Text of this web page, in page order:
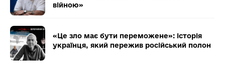
війною»
«Це зло має бути переможене»: історія
українця, який пережив російський полон